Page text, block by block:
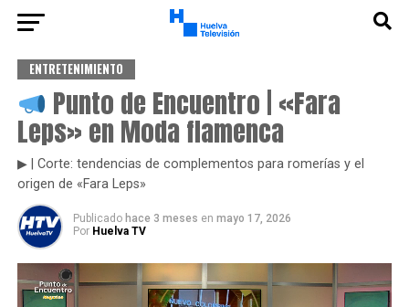
ENTRETENIMIENTO
Punto de Encuentro | «Fara
Leps» en Moda flamenca
▶ | Corte: tendencias de complementos para romerías y el
origen de «Fara Leps»
Publicado hace 3 meses en mayo 17, 2026
Por Huelva TV